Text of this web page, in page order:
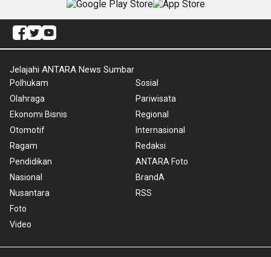
Jelajahi ANTARA News Sumbar
Polhukam
Olahraga
Ekonomi Bisnis
Otomotif
Ragam
Pendidikan
Nasional
Nusantara
Foto
Video
Sosial
Pariwisata
Regional
Internasional
Redaksi
ANTARA Foto
BrandA
RSS